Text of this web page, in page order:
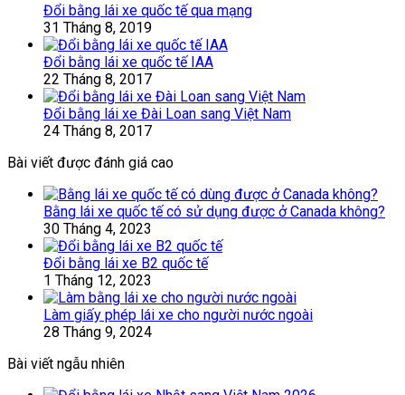
Đổi bằng lái xe quốc tế qua mạng
31 Tháng 8, 2019
Đổi bằng lái xe quốc tế IAA
22 Tháng 8, 2017
Đổi bằng lái xe Đài Loan sang Việt Nam
24 Tháng 8, 2017
Bài viết được đánh giá cao
Bằng lái xe quốc tế có sử dụng được ở Canada không?
30 Tháng 4, 2023
Đổi bằng lái xe B2 quốc tế
1 Tháng 12, 2023
Làm giấy phép lái xe cho người nước ngoài
28 Tháng 9, 2024
Bài viết ngẫu nhiên